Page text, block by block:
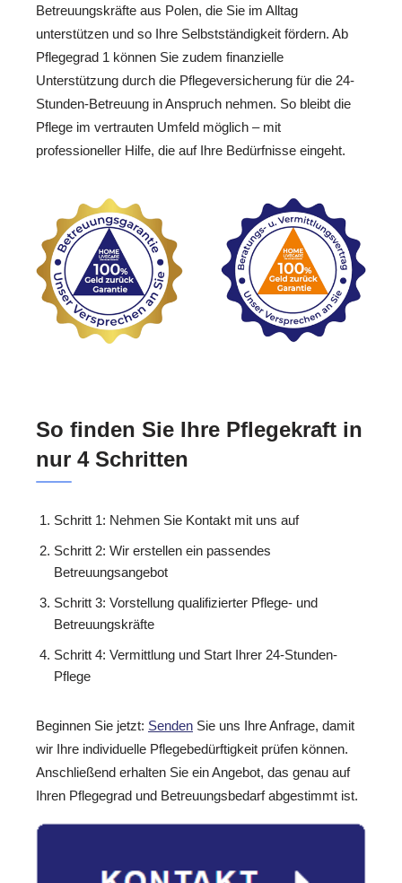
Betreuungskräfte aus Polen, die Sie im Alltag
unterstützen und so Ihre Selbstständigkeit fördern. Ab
Pflegegrad 1 können Sie zudem finanzielle
Unterstützung durch die Pflegeversicherung für die 24-
Stunden-Betreuung in Anspruch nehmen. So bleibt die
Pflege im vertrauten Umfeld möglich – mit
professioneller Hilfe, die auf Ihre Bedürfnisse eingeht.
So finden Sie Ihre Pflegekraft in
nur 4 Schritten
Schritt 1: Nehmen Sie Kontakt mit uns auf
Schritt 2: Wir erstellen ein passendes
Betreuungsangebot
Schritt 3: Vorstellung qualifizierter Pflege- und
Betreuungskräfte
Schritt 4: Vermittlung und Start Ihrer 24-Stunden-
Pflege
Beginnen Sie jetzt: Senden Sie uns Ihre Anfrage, damit
wir Ihre individuelle Pflegebedürftigkeit prüfen können.
Anschließend erhalten Sie ein Angebot, das genau auf
Ihren Pflegegrad und Betreuungsbedarf abgestimmt ist.